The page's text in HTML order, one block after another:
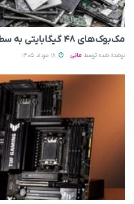
مک‌بوک‌های ۴۸ گیگابایتی به سطل زباله می‌روند!
نوشته شده توسط مانی